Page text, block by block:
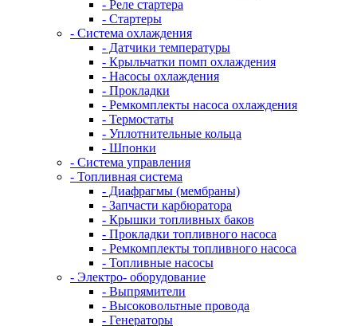
- Реле стартера
- Стартеры
- Система охлаждения
- Датчики температуры
- Крыльчатки помп охлаждения
- Насосы охлаждения
- Прокладки
- Ремкомплекты насоса охлаждения
- Термостаты
- Уплотнительные кольца
- Шпонки
- Система управления
- Топливная система
- Диафрагмы (мембраны)
- Запчасти карбюратора
- Крышки топливных баков
- Прокладки топливного насоса
- Ремкомплекты топливного насоса
- Топливные насосы
- Электро- оборудование
- Выпрямители
- Высоковольтные провода
- Генераторы